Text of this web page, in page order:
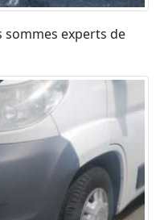
sommes experts de